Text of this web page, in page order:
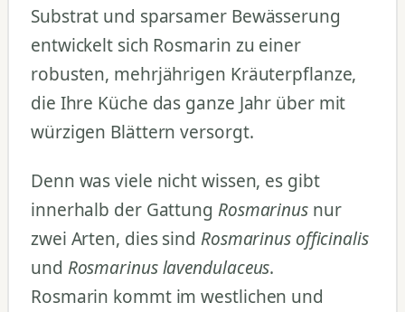
Substrat und sparsamer Bewässerung
entwickelt sich Rosmarin zu einer
robusten, mehrjährigen Kräuterpflanze,
die Ihre Küche das ganze Jahr über mit
würzigen Blättern versorgt.
Denn was viele nicht wissen, es gibt
innerhalb der Gattung Rosmarinusnur
zwei Arten, dies sind Rosmarinus officinalis
und Rosmarinus lavendulaceus.
Rosmarin kommt im westlichen und